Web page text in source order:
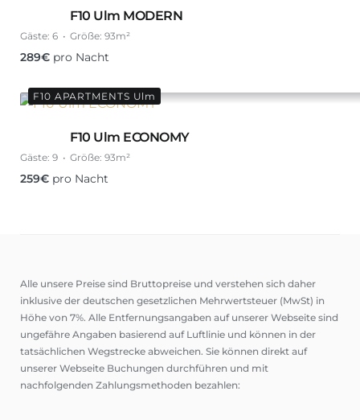
F10 Ulm MODERN
Gäste: 6 Größe: 93m²
289€ pro Nacht
F10 APARTMENTS Ulm
F10 Ulm ECONOMY
Gäste: 9 Größe: 93m²
259€ pro Nacht
Alle unsere Preise sind Bruttopreise und verstehen sich daher
inklusive der deutschen gesetzlichen Mehrwertsteuer (MwSt) in
Höhe von 7%. Alle Entfernungsangaben auf unserer Webseite sind
ungefähre Angaben basierend auf Luftlinie und können in der
tatsächlichen Wegstrecke abweichen. Sie können direkt auf
unserer Webseite Buchungen durchführen und mit
nachfolgenden Zahlungsmethoden bezahlen: